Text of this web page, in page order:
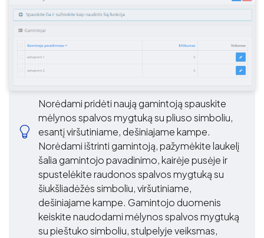
Norėdami pridėti naują gamintoją spauskite
mėlynos spalvos mygtuką su pliuso simboliu,
esantį viršutiniame, dešiniajame kampe.
Norėdami ištrinti gamintoją, pažymėkite laukelį
šalia gamintojo pavadinimo, kairėje pusėje ir
spustelėkite raudonos spalvos mygtuką su
šiukšliadėžės simboliu, viršutiniame,
dešiniajame kampe. Gamintojo duomenis
keiskite naudodami mėlynos spalvos mygtuką
su pieštuko simboliu, stulpelyje veiksmas,